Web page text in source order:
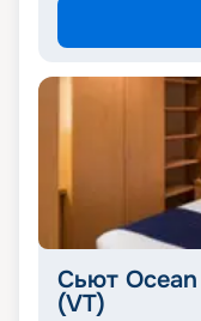
Сьют
(VT)